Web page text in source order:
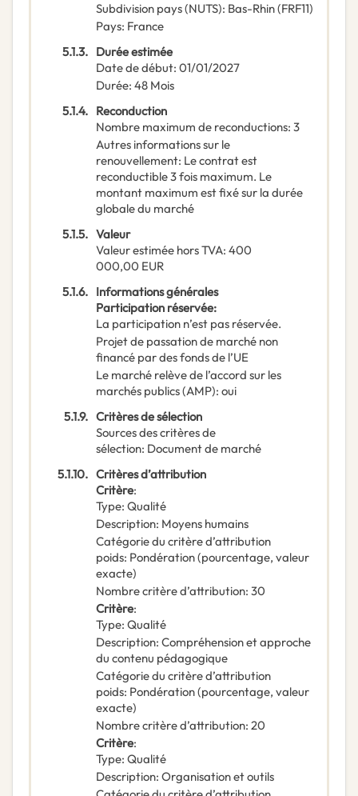
Subdivision pays (NUTS): Bas-Rhin(FRF11)
Pays: France
5.1.3. Durée estimée
Date de début: 01/01/2027
Durée: 48 Mois
5.1.4. Reconduction
Nombre maximum de reconductions: 3
Autres informations sur le
renouvellement: Le contrat est
reconductible 3 fois maximum. Le
montant maximum est fixé sur la durée
globale du marché
5.1.5. Valeur
Valeur estimée hors TVA: 400
000,00 EUR
5.1.6. Informations générales
Participation réservée:
La participation n’est pas réservée.
Projet de passation de marché non
financé par des fonds de l’UE
Le marché relève de l’accord sur les
marchés publics (AMP): oui
5.1.9. Critères de sélection
Sources des critères de
sélection: Document de marché
5.1.10. Critères d’attribution
Critère:
Type: Qualité
Description: Moyens humains
Catégorie du critère d’attribution
poids: Pondération (pourcentage, valeur
exacte)
Nombre critère d’attribution: 30
Critère:
Type: Qualité
Description: Compréhension et approche
du contenu pédagogique
Catégorie du critère d’attribution
poids: Pondération (pourcentage, valeur
exacte)
Nombre critère d’attribution: 20
Critère:
Type: Qualité
Description: Organisation et outils